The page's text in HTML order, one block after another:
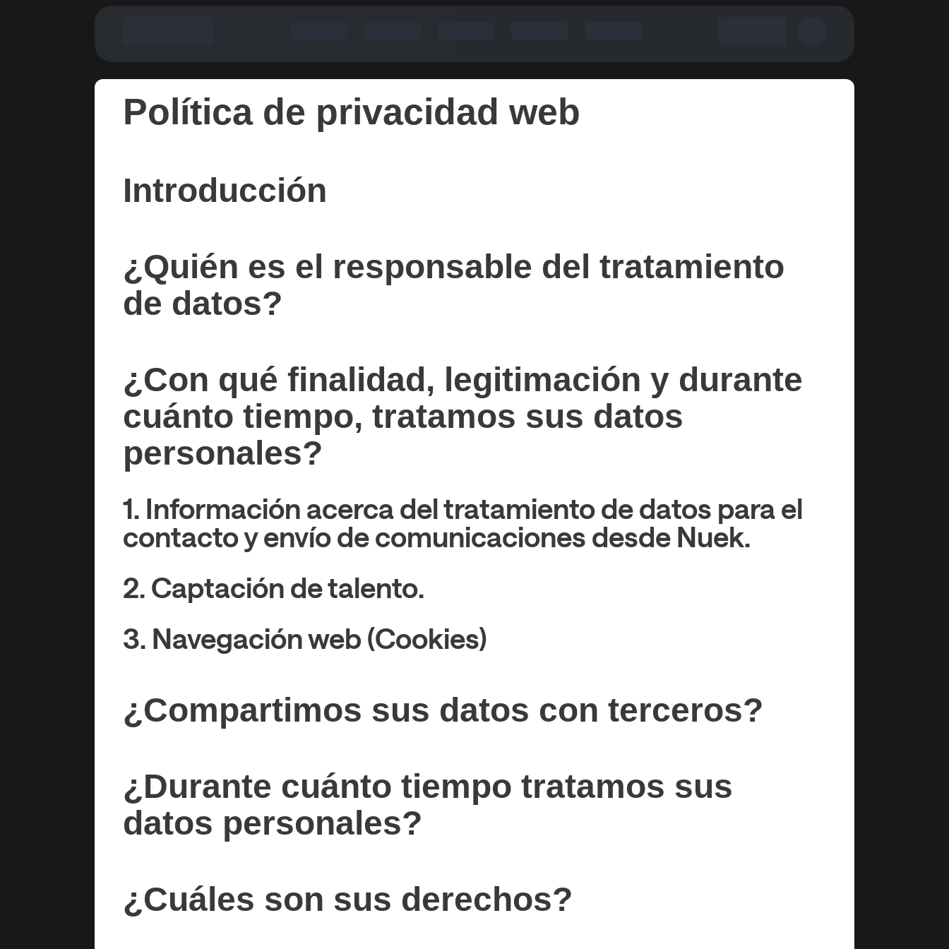
Política de privacidad web
Introducción
¿Quién es el responsable del tratamiento
de datos?
¿Con qué finalidad, legitimación y durante
cuánto tiempo, tratamos sus datos
personales?
1. Información acerca del tratamiento de datos para el
contacto y envío de comunicaciones desde Nuek.
2. Captación de talento.
3. Navegación web (Cookies)
¿Compartimos sus datos con terceros?
¿Durante cuánto tiempo tratamos sus
datos personales?
¿Cuáles son sus derechos?